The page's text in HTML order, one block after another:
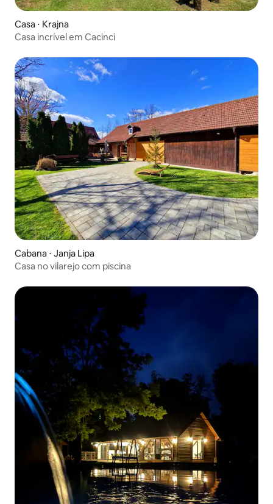
Casa ⋅ Krajna
Casa incrível em Cacinci
Cabana ⋅ Janja Lipa
Casa no vilarejo com piscina